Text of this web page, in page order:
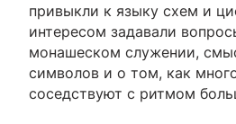
привыкли к языку схем и
интересом задавали
монашеском служении,
символов и о том, как
соседствуют с ритмом